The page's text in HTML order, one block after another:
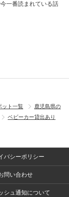
一番読まれている話
ット一覧
鹿児島県の
ベビーカー貸出あり
バシーポリシー
問い合わせ
シュ通知について